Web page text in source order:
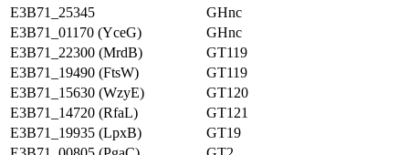
E3B71_25345
GHnc
E3B71_01170 (YceG)
GHnc
E3B71_22300 (MrdB)
GT119
E3B71_19490 (FtsW)
GT119
E3B71_15630 (WzyE)
GT120
E3B71_14720 (RfaL)
GT121
E3B71_19935 (LpxB)
GT19